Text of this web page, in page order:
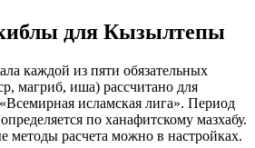
для Кызылтепы
каждой из пяти обязательных
магриб, иша) рассчитано для
исламская лига». Период
по ханафитскому мазхабу.
методы расчета можно в настройках.